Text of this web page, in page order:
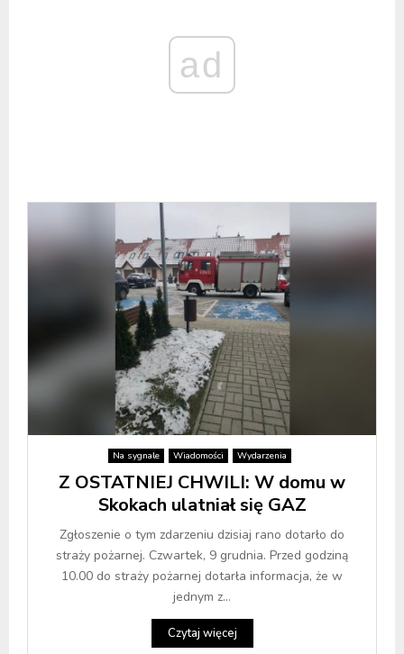
ad
Na sygnale Wiadomości Wydarzenia
Z OSTATNIEJ CHWILI: W domu w
Skokach ulatniał się GAZ
Zgłoszenie o tym zdarzeniu dzisiaj rano dotarło do
straży pożarnej. Czwartek, 9 grudnia. Przed godziną
10.00 do straży pożarnej dotarła informacja, że w
jednym z...
Czytaj więcej